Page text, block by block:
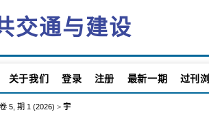
交通与建设
关于我们 登录 注册 最新一期 过刊
卷 5, 期 1 (2026) > 宇